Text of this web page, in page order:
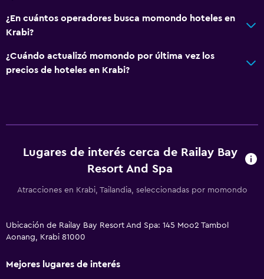
¿En cuántos operadores busca momondo hoteles en
Krabi?
¿Cuándo actualizó momondo por última vez los
precios de hoteles en Krabi?
Lugares de interés cerca de Railay Bay
Resort And Spa
Atracciones en Krabi, Tailandia, seleccionadas por momondo
Ubicación de Railay Bay Resort And Spa: 145 Moo2 Tambol
Aonang, Krabi 81000
Mejores lugares de interés